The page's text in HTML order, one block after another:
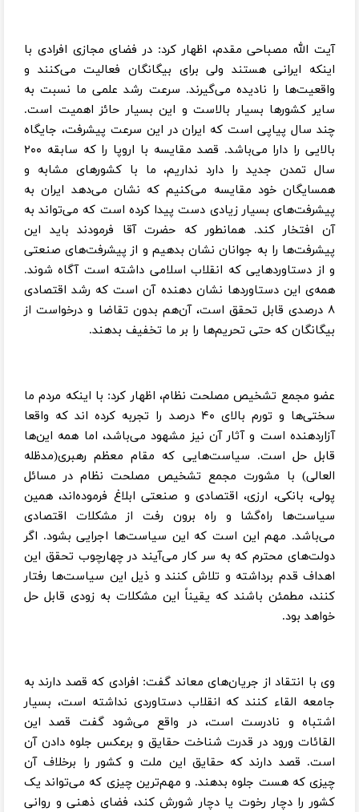
آیت الله مصباحی مقدم، اظهار کرد: در فضای مجازی افرادی با
اینکه ایرانی هستند ولی برای بیگانگان فعالیت می‌کنند و
واقعیت‌ها را نادیده می‌گیرند. سرعت رشد علمی ما نسبت به
سایر کشورها بسیار بالاست و این بسیار حائز اهمیت است.
چند سال پیاپی است که ایران در این سرعت پیشرفت، جایگاه
بالایی را دارا می‌باشد. قصد مقایسه با اروپا را که سابقه ۲۰۰
سال تمدن جدید را دارد نداریم، ما با کشورهای مشابه و
همسایگان خود مقایسه می‌کنیم که نشان می‌دهد ایران به
پیشرفت‌های بسیار زیادی دست پیدا کرده است که می‌تواند به
آن افتخار کند. همانطور که حضرت آقا فرمودند باید این
پیشرفت‌ها را به جوانان نشان بدهیم و از پیشرفت‌های صنعتی
و از دستاوردهایی که انقلاب اسلامی داشته است آگاه شوند.
همه‌ی این دستاوردها نشان دهنده آن است که رشد اقتصادی
۸ درصدی قابل تحقق است، آن‌هم بدون تقاضا و درخواست از
بیگانگان که حتی تحریم‌ها را بر ما تخفیف بدهند.
عضو مجمع تشخیص مصلحت نظام، اظهار کرد: با اینکه مردم ما
سختی‌ها و تورم بالای ۴۰ درصد را تجربه کرده اند که واقعا
آزاردهنده است و آثار آن نیز مشهود می‌باشد، اما همه این‌ها
قابل حل است. سیاست‌هایی که مقام معظم رهبری(مدظله
العالی) با مشورت مجمع تشخیص مصلحت نظام در مسائل
پولی، بانکی، ارزی، اقتصادی و صنعتی ابلاغ فرموده‌اند، همین
سیاست‌ها راه‌گشا و راه برون رفت از مشکلات اقتصادی
می‌باشد. مهم این است که این سیاست‌ها اجرایی بشود. اگر
دولت‌های محترم که به سر کار می‌آیند در چهارچوب تحقق این
اهداف قدم برداشته و تلاش کنند و ذیل این سیاست‌ها رفتار
کنند، مطمئن باشند که یقیناً این مشکلات به زودی قابل حل
خواهد بود.
وی با انتقاد از جریان‌های معاند گفت: افرادی که قصد دارند به
جامعه القاء کنند که انقلاب دستاوردی نداشته است، بسیار
اشتباه و نادرست است، در واقع می‌شود گفت قصد این
القا‌ئات ورود در قدرت شناخت حقایق و برعکس جلوه دادن آن
است. قصد دارند که حقایق این ملت و کشور را برخلاف آن
چیزی که هست جلوه بدهند. و مهم‌ترین چیزی که می‌تواند یک
کشور را دچار رخوت یا دچار شورش کند، فضای ذهنی و روانی